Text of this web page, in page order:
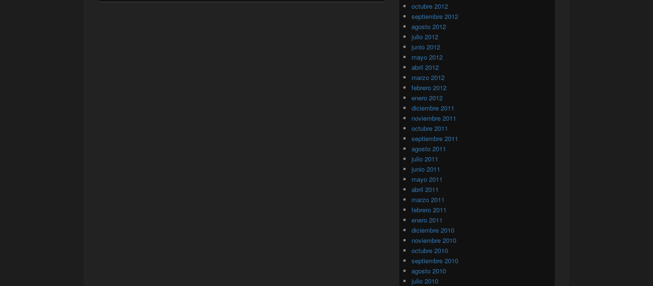
octubre 2012
septiembre 2012
agosto 2012
julio 2012
junio 2012
mayo 2012
abril 2012
marzo 2012
febrero 2012
enero 2012
diciembre 2011
noviembre 2011
octubre 2011
septiembre 2011
agosto 2011
julio 2011
junio 2011
mayo 2011
abril 2011
marzo 2011
febrero 2011
enero 2011
diciembre 2010
noviembre 2010
octubre 2010
septiembre 2010
agosto 2010
julio 2010